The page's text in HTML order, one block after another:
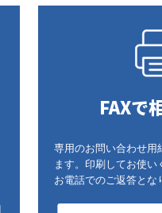
FAXで
専用のお問い合わせ用
ます。印刷してお使
お電話でのご返答とな